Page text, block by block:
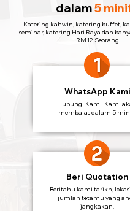
dalam5
Katering kahwin, katering buffet,
seminar, katering Hari Raya dan
RM12 Seorang!
WhatsApp Kami
Hubungi Kami. Kami
membalas dalam 5
Beri Quotation
Beritahu kami tarikh,
jumlah tetamu yang
jangkakan.